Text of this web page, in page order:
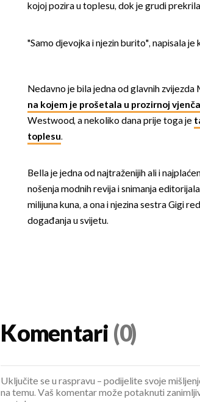
kojoj pozira u toplesu, dok je grudi
"Samo djevojka i njezin burito", napisala
Nedavno je bila jedna od glavnih
na kojem je prošetala u prozirnoj
Westwood, a nekoliko dana prije toga je
toplesu.
Bella je jedna od najtraženijih ali i
nošenja modnih revija i snimanja
milijuna kuna, a ona i njezina sestra Gigi
događanja u svijetu.
Komentari (0)
Uključite se u raspravu – podijelite svoje
na temu. Vaš komentar može potaknuti